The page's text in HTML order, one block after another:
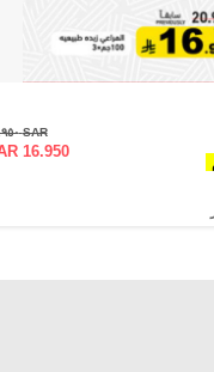
SAR ٢٠.٩٥٠
16.950